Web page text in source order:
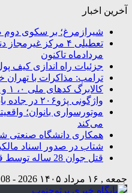
آخرین اخبار
شیرازمرغ؛ بر سکوی دوم
تعطیلی ۴ مرکز
مردادماه تاکنون
جزئیات راه اندازی کیف
ترامپ: مذاکرات با
کالابرگ کدهای ملی ۰، ۱ و ۲ شارژ شد
واژگونی پژو۲۰۶ در جاده بابامیدان- نورآباد با ۳ مصدوم
موتورسواری بانوان؛
می‌کند
همکاری دانشگاه صنعتی
شتاب در صدور اسناد
قتل جوان 28 ساله توسط قاتل 15 ساله در کازرون
جمعه , ۱۶ مرداد ۱۴۰۵ 2026 - 08 - 07